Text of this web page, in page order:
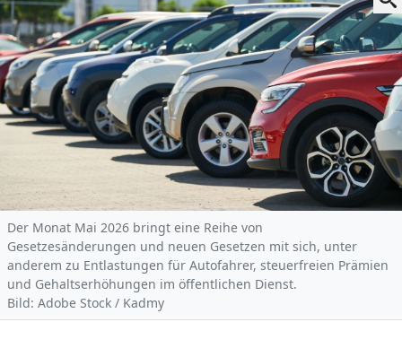
Der Monat Mai 2026 bringt eine Reihe von
Gesetzesänderungen und neuen Gesetzen mit sich, unter
anderem zu Entlastungen für Autofahrer, steuerfreien Prämien
und Gehaltserhöhungen im öffentlichen Dienst.
Bild: Adobe Stock / Kadmy